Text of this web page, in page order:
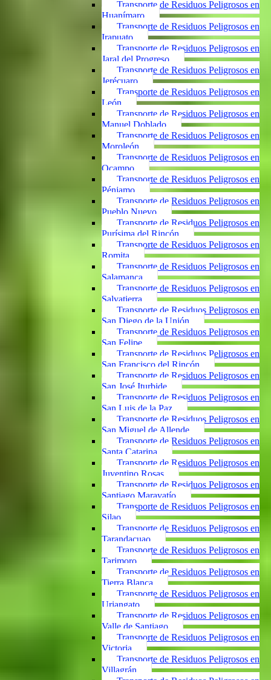
Transporte de Residuos Peligrosos en
Huanímaro
Transporte de Residuos Peligrosos en
Irapuato
Transporte de Residuos Peligrosos en
Jaral del Progreso
Transporte de Residuos Peligrosos en
Jerécuaro
Transporte de Residuos Peligrosos en
León
Transporte de Residuos Peligrosos en
Manuel Doblado
Transporte de Residuos Peligrosos en
Moroleón
Transporte de Residuos Peligrosos en
Ocampo
Transporte de Residuos Peligrosos en
Pénjamo
Transporte de Residuos Peligrosos en
Pueblo Nuevo
Transporte de Residuos Peligrosos en
Purísima del Rincón
Transporte de Residuos Peligrosos en
Romita
Transporte de Residuos Peligrosos en
Salamanca
Transporte de Residuos Peligrosos en
Salvatierra
Transporte de Residuos Peligrosos en
San Diego de la Unión
Transporte de Residuos Peligrosos en
San Felipe
Transporte de Residuos Peligrosos en
San Francisco del Rincón
Transporte de Residuos Peligrosos en
San José Iturbide
Transporte de Residuos Peligrosos en
San Luis de la Paz
Transporte de Residuos Peligrosos en
San Miguel de Allende
Transporte de Residuos Peligrosos en
Santa Catarina
Transporte de Residuos Peligrosos en
Juventino Rosas
Transporte de Residuos Peligrosos en
Santiago Maravatío
Transporte de Residuos Peligrosos en
Silao
Transporte de Residuos Peligrosos en
Tarandacuao
Transporte de Residuos Peligrosos en
Tarimoro
Transporte de Residuos Peligrosos en
Tierra Blanca
Transporte de Residuos Peligrosos en
Uriangato
Transporte de Residuos Peligrosos en
Valle de Santiago
Transporte de Residuos Peligrosos en
Victoria
Transporte de Residuos Peligrosos en
Villagrán